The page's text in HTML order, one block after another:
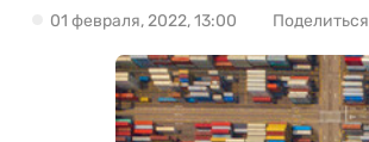
01 февраля, 2022, 13:00 Поделиться